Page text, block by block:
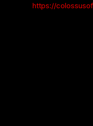
https://